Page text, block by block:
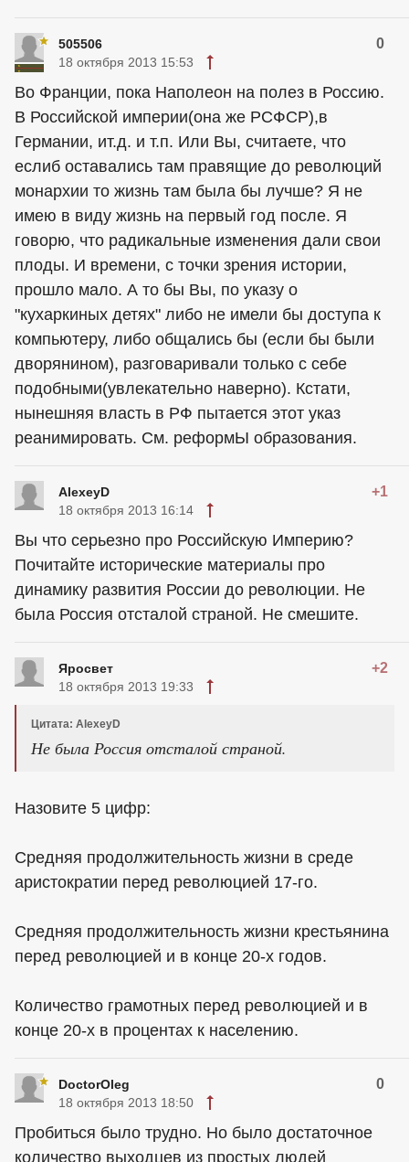
505506 0
18 октября 2013 15:53
Во Франции, пока Наполеон на полез в Россию.
В Российской империи(она же РСФСР),в
Германии, ит.д. и т.п. Или Вы, считаете, что
еслиб оставались там правящие до революций
монархии то жизнь там была бы лучше? Я не
имею в виду жизнь на первый год после. Я
говорю, что радикальные изменения дали свои
плоды. И времени, с точки зрения истории,
прошло мало. А то бы Вы, по указу о
"кухаркиных детях" либо не имели бы доступа к
компьютеру, либо общались бы (если бы были
дворянином), разговаривали только с себе
подобными(увлекательно наверно). Кстати,
нынешняя власть в РФ пытается этот указ
реанимировать. См. реформЫ образования.
AlexeyD +1
18 октября 2013 16:14
Вы что серьезно про Российскую Империю?
Почитайте исторические материалы про
динамику развития России до революции. Не
была Россия отсталой страной. Не смешите.
Яросвет +2
18 октября 2013 19:33
Цитата: AlexeyD
Не была Россия отсталой страной.
Назовите 5 цифр:
Средняя продолжительность жизни в среде
аристократии перед революцией 17-го.
Средняя продолжительность жизни крестьянина
перед революцией и в конце 20-х годов.
Количество грамотных перед революцией и в
конце 20-х в процентах к населению.
DoctorOleg 0
18 октября 2013 18:50
Пробиться было трудно. Но было достаточное
количество выходцев из простых людей